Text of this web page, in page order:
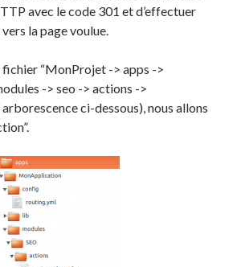
avec le code 301 et d’effectuer
la page voulue.
“MonProjet -> apps ->
-> seo -> actions ->
ci-dessous), nous allons